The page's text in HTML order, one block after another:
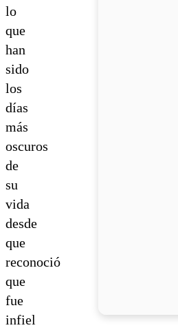
lo
que
han
sido
los
días
más
oscuros
de
su
vida
desde
que
reconoció
que
fue
infiel